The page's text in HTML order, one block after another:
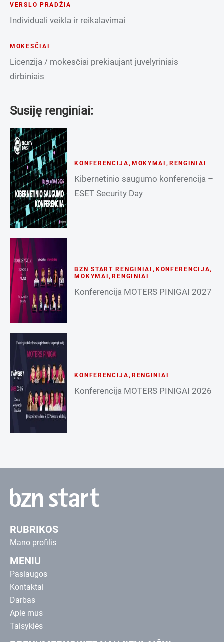
VERSLO PRADŽIA
Individuali veikla ir reikalavimai
MOKESČIAI
Licenzija / mokesčiai prekiaujant juvelyriniais
dirbiniais
Susiję renginiai:
KONFERENCIJA , MOKYMAI , RENGINIAI
Kibernetinio saugumo konferencija –
ESET Security Day
BZN START RENGINIAI , KONFERENCIJA,
MOKYMAI ,RENGINIAI
Konferencija MOTERS PINIGAI 2027
KONFERENCIJA, RENGINIAI
Konferencija MOTERS PINIGAI 2026
RUBRIKOS
Mano profilis
MENIU
Paslaugos
Kontaktai
Darbas
Apie mus
Taisyklės